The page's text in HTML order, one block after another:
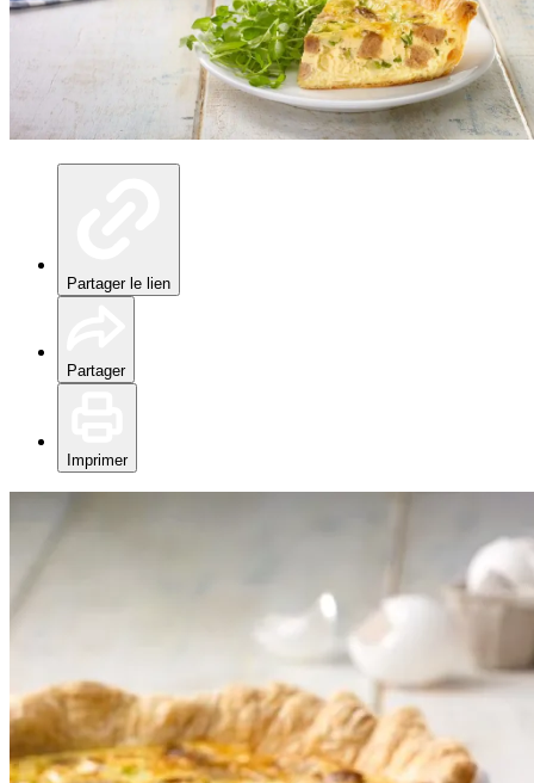
Partager le lien
Partager
Imprimer